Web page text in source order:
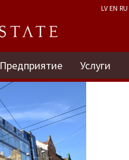
LV EN RU
Предприятие Услуги